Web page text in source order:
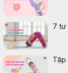
7 tư
Tập